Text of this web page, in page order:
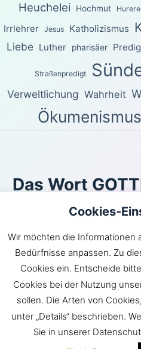
Heuchelei Hochmut Hurerei
Irrlehrer Jesus Katholizismus
Liebe Luther pharisäer
Straßenpredigt
Verweltlichung Wahrheit
Ökumenismus
Das Wort
heutigen
Für die Freiheit hat Christus
nun fest und lasst euch nicht
Inhaltsverzeichnis
Bibelübersetzungen|
GOTT hat die Gemeinde
Cookies-
Wir möchten die Informationen
Bedürfnisse anpassen. Zu
Cookies ein. Entscheide
Cookies bei der Nutzung
sollen. Die Arten von
unter „Details“ beschrieben.
Sie in unserer